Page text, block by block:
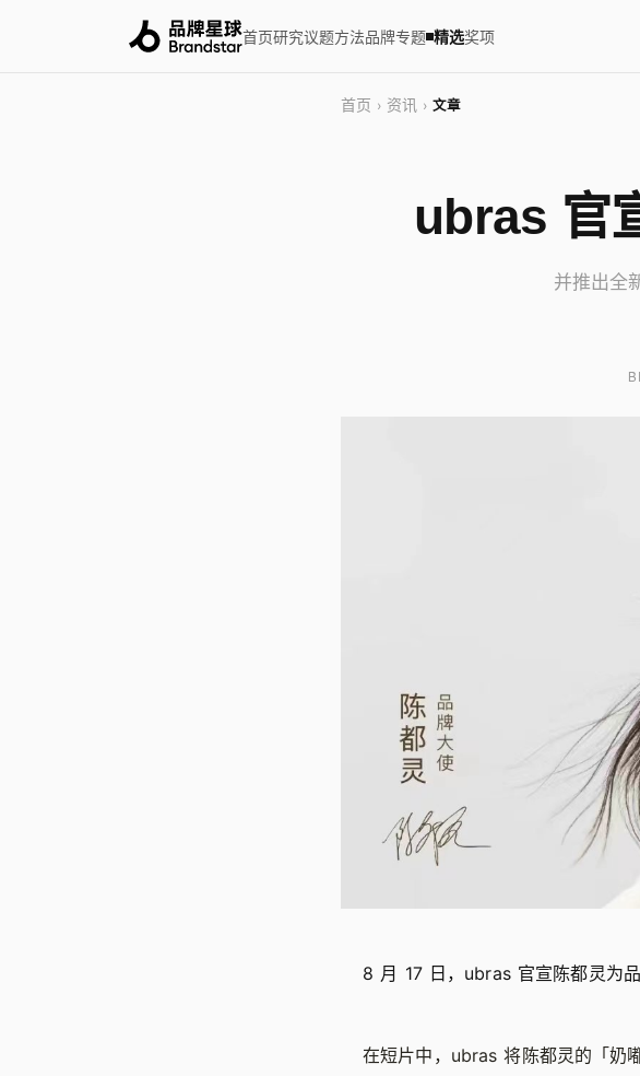
首页研究议题方法品牌专题 精选奖项
首页 › 资讯 › 文章
ubras 官
并推出全
8 月 17 日，ubras 官宣陈都灵为
在短片中，ubras 将陈都灵的「奶